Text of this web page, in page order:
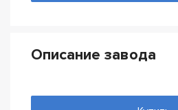
Описание завода